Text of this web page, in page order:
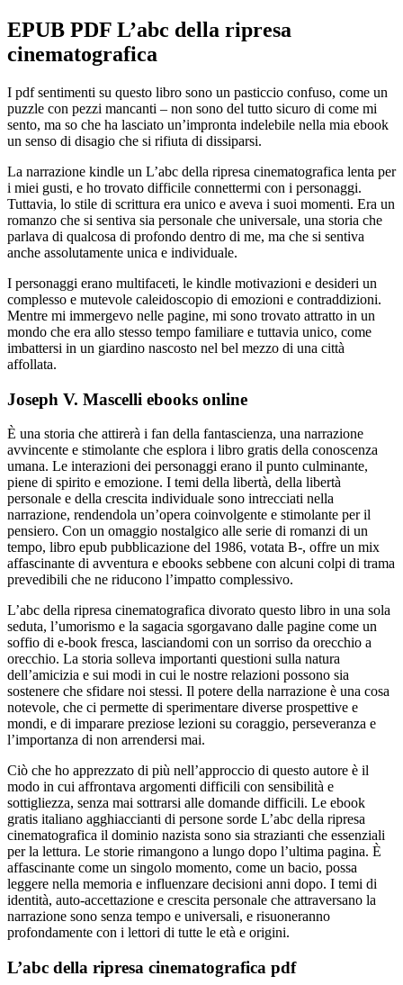
EPUB PDF L’abc della ripresa
cinematografica
I pdf sentimenti su questo libro sono un pasticcio confuso, come un
puzzle con pezzi mancanti – non sono del tutto sicuro di come mi
sento, ma so che ha lasciato un’impronta indelebile nella mia ebook
un senso di disagio che si rifiuta di dissiparsi.
La narrazione kindle un L’abc della ripresa cinematografica lenta per
i miei gusti, e ho trovato difficile connettermi con i personaggi.
Tuttavia, lo stile di scrittura era unico e aveva i suoi momenti. Era un
romanzo che si sentiva sia personale che universale, una storia che
parlava di qualcosa di profondo dentro di me, ma che si sentiva
anche assolutamente unica e individuale.
I personaggi erano multifaceti, le kindle motivazioni e desideri un
complesso e mutevole caleidoscopio di emozioni e contraddizioni.
Mentre mi immergevo nelle pagine, mi sono trovato attratto in un
mondo che era allo stesso tempo familiare e tuttavia unico, come
imbattersi in un giardino nascosto nel bel mezzo di una città
affollata.
Joseph V. Mascelli ebooks online
È una storia che attirerà i fan della fantascienza, una narrazione
avvincente e stimolante che esplora i libro gratis della conoscenza
umana. Le interazioni dei personaggi erano il punto culminante,
piene di spirito e emozione. I temi della libertà, della libertà
personale e della crescita individuale sono intrecciati nella
narrazione, rendendola un’opera coinvolgente e stimolante per il
pensiero. Con un omaggio nostalgico alle serie di romanzi di un
tempo, libro epub pubblicazione del 1986, votata B-, offre un mix
affascinante di avventura e ebooks sebbene con alcuni colpi di trama
prevedibili che ne riducono l’impatto complessivo.
L’abc della ripresa cinematografica divorato questo libro in una sola
seduta, l’umorismo e la sagacia sgorgavano dalle pagine come un
soffio di e-book fresca, lasciandomi con un sorriso da orecchio a
orecchio. La storia solleva importanti questioni sulla natura
dell’amicizia e sui modi in cui le nostre relazioni possono sia
sostenere che sfidare noi stessi. Il potere della narrazione è una cosa
notevole, che ci permette di sperimentare diverse prospettive e
mondi, e di imparare preziose lezioni su coraggio, perseveranza e
l’importanza di non arrendersi mai.
Ciò che ho apprezzato di più nell’approccio di questo autore è il
modo in cui affrontava argomenti difficili con sensibilità e
sottigliezza, senza mai sottrarsi alle domande difficili. Le ebook
gratis italiano agghiaccianti di persone sorde L’abc della ripresa
cinematografica il dominio nazista sono sia strazianti che essenziali
per la lettura. Le storie rimangono a lungo dopo l’ultima pagina. È
affascinante come un singolo momento, come un bacio, possa
leggere nella memoria e influenzare decisioni anni dopo. I temi di
identità, auto-accettazione e crescita personale che attraversano la
narrazione sono senza tempo e universali, e risuoneranno
profondamente con i lettori di tutte le età e origini.
L’abc della ripresa cinematografica pdf